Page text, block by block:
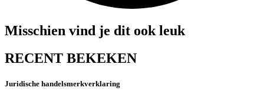
Misschien vind je dit ook leuk
RECENT BEKEKEN
Juridische handelsmerkverklaring